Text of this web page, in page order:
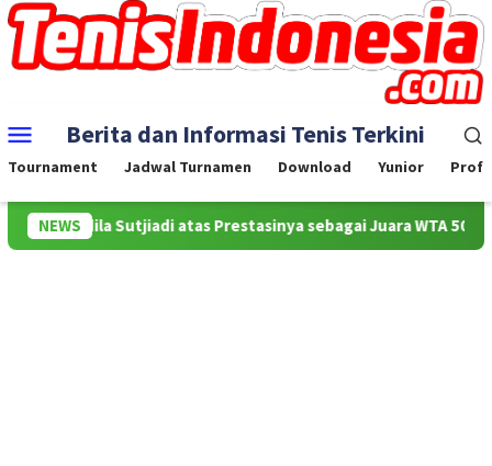
Skip
to
content
Mobile
Menu
Berita dan Informasi Tenis Terkini
Tournament Jadwal Turnamen Download Yunior
NEWS
Sutjiadi atas Prestasinya sebagai Juara WTA 500 Mubadala